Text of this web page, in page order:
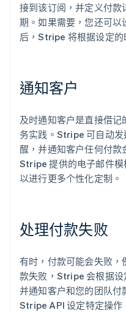
接到该订阅，并定义付款
期。如果需要，您还可
后，Stripe 将根据设定的
通知客户
及时通知客户是直接借
务实践。Stripe 可自动
醒，并通知客户任何付款
Stripe 提供的电子邮件
以进行更多个性化定制。
处理付款失败
有时，付款可能会失败
款失败，Stripe 会根据设
并通知客户和您的团队
Stripe API 设定特定操作